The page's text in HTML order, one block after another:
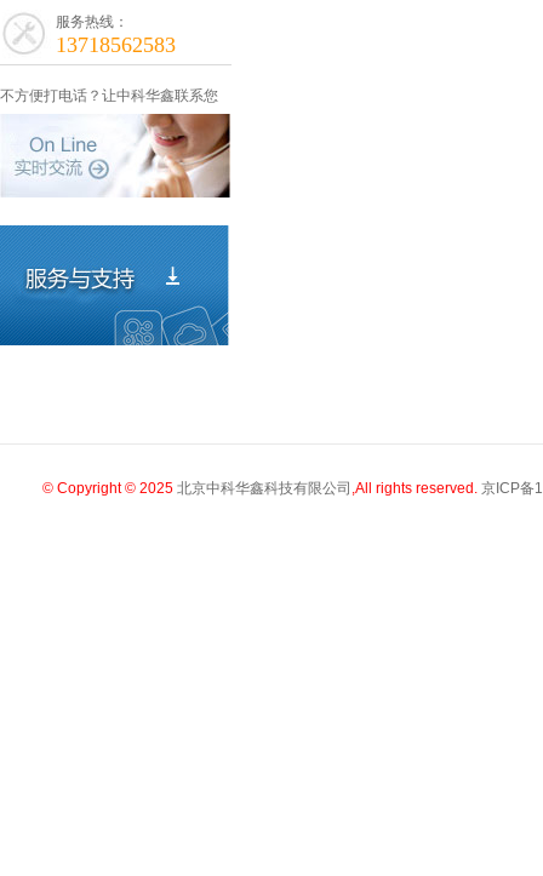
服务热线：
13718562583
不方便打电话？让中科华鑫联系您
© Copyright © 2025 北京中科华鑫科技有限公司 ,All rights reserved. 京ICP备